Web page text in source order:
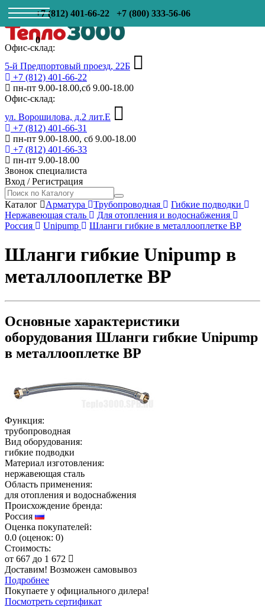
+7 (812) 401-66-22 +7 (800) 333-56-06
0
Офис-склад:
5-й Предпортовый проезд, 22Б
+7 (812) 401-66-22
пн-пт 9.00-18.00,сб 9.00-18.00
Офис-склад:
ул. Ворошилова, д.2 лит.Е
+7 (812) 401-66-31
пн-пт 9.00-18.00, сб 9.00-18.00
+7 (812) 401-66-33
пн-пт 9.00-18.00
Звонок специалиста
Вход /Регистрация
Каталог Арматура Трубопроводная
Гибкие подводки
Нержавеющая сталь
Для отопления и водоснабжения
Россия
Unipump Шланги гибкие в металлооплетке ВР
Шланги гибкие Unipump в
металлооплетке ВР
Основные характеристики
оборудования Шланги гибкие Unipump
в металлооплетке ВР
Функция:
трубопроводная
Вид оборудования:
гибкие подводки
Материал изготовления:
нержавеющая сталь
Область применения:
для отопления и водоснабжения
Происхождение бренда:
Россия
Оценка покупателей:
0.0 (оценок: 0)
Стоимость:
от 667 до 1 672
Доставим! Возможен самовывоз
Подробнее
Покупаете у официального дилера!
Посмотреть сертификат